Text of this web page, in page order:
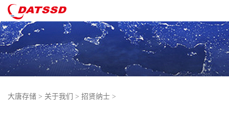
大唐存储 > 关于我们 > 招贤纳士 >